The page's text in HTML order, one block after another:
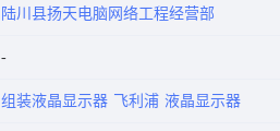
陆川县扬天电脑网络工程经营部
组装液晶显示器 飞利浦 液晶显示器